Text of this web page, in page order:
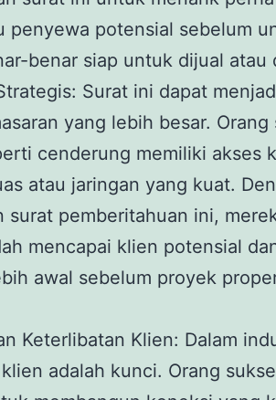
penyewa potensial sebelum
benar siap untuk dijual atau
Surat ini dapat
yang lebih besar. Orang
cenderung memiliki akses
atau jaringan yang kuat.
surat pemberitahuan ini,
mencapai klien potensial
awal sebelum proyek
Keterlibatan Klien: Dalam
adalah kunci. Orang